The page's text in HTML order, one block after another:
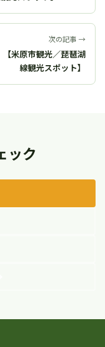
次の記事 →
米原市観光／琵琶湖
線観光スポット】
ック